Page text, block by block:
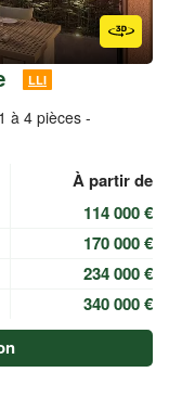
LLI
à 4 pièces -
À partir de
114 000 €
170 000 €
234 000 €
340 000 €